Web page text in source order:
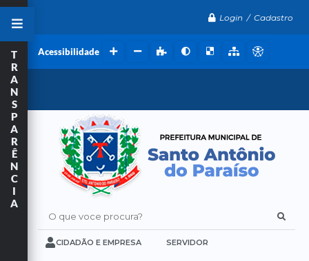
Login / Cadastro
Acessibilidade
O que voce procura?
CIDADÃO E EMPRESA SERVIDOR
T
R
A
N
S
P
A
R
Ê
N
C
I
A